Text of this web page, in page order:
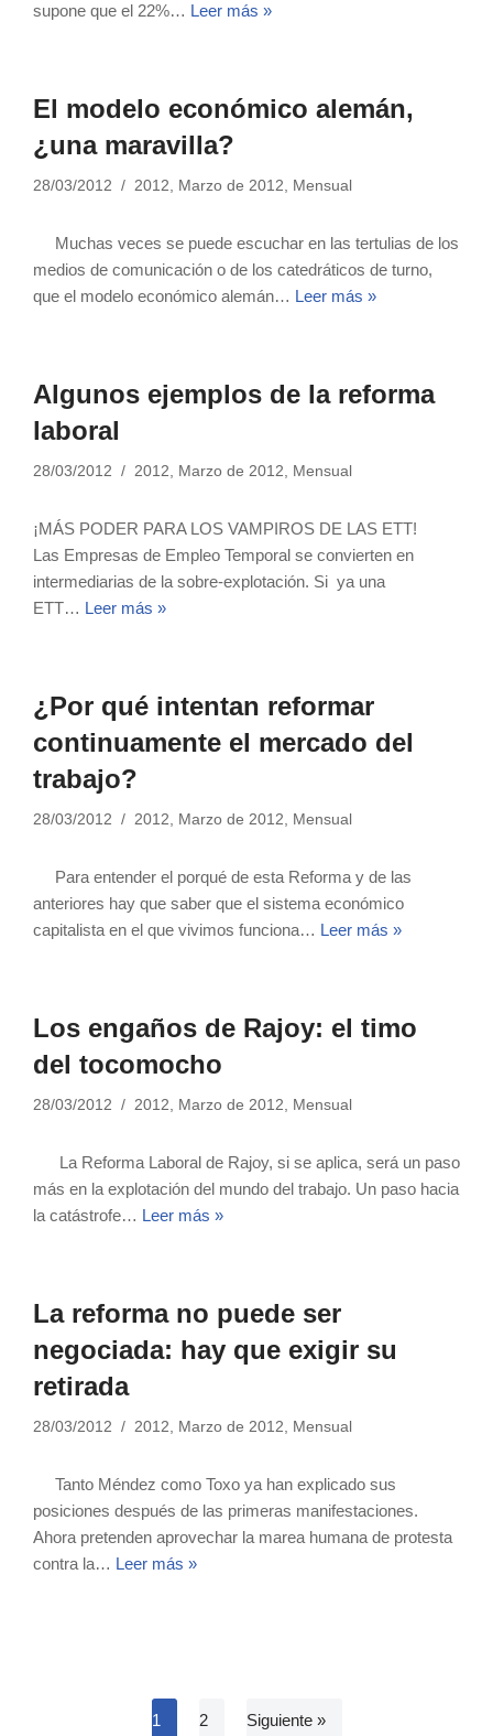
supone que el 22%… Leer más »
El modelo económico alemán,
¿una maravilla?
28/03/2012 2012, Marzo de 2012, Mensual
Muchas veces se puede escuchar en las tertulias de los
medios de comunicación o de los catedráticos de turno,
que el modelo económico alemán… Leer más »
Algunos ejemplos de la reforma
laboral
28/03/2012 2012, Marzo de 2012, Mensual
¡MÁS PODER PARA LOS VAMPIROS DE LAS ETT!
Las Empresas de Empleo Temporal se convierten en
intermediarias de la sobre-explotación. Si ya una
ETT… Leer más »
¿Por qué intentan reformar
continuamente el mercado del
trabajo?
28/03/2012 2012, Marzo de 2012, Mensual
Para entender el porqué de esta Reforma y de las
anteriores hay que saber que el sistema económico
capitalista en el que vivimos funciona… Leer más »
Los engaños de Rajoy: el timo
del tocomocho
28/03/2012 2012, Marzo de 2012, Mensual
La Reforma Laboral de Rajoy, si se aplica, será un paso
más en la explotación del mundo del trabajo. Un paso hacia
la catástrofe… Leer más »
La reforma no puede ser
negociada: hay que exigir su
retirada
28/03/2012 2012, Marzo de 2012, Mensual
Tanto Méndez como Toxo ya han explicado sus
posiciones después de las primeras manifestaciones.
Ahora pretenden aprovechar la marea humana de protesta
contra la… Leer más »
1 2 Siguiente »